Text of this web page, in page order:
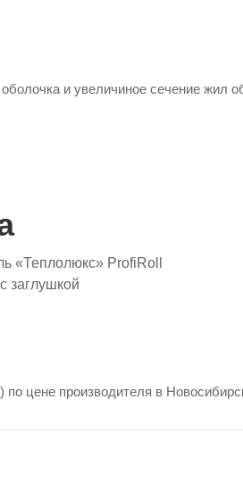
и увеличиное сечение жил
«Теплолюкс» ProfiRoll
заглушкой
цене производителя в